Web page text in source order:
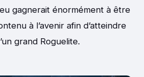
gagnerait énormément à être
à l’avenir afin d’atteindre
grand Roguelite.